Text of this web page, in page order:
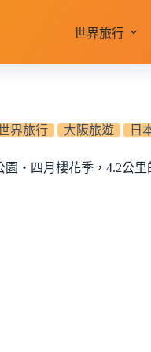
世界旅行
界旅行 大阪旅遊 日
園‧四月櫻花季，4.2公